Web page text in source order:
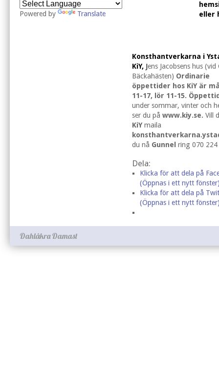
Powered by Translate
eller
Konsthantverkarna i
KiY, Jens Jacobsens hus (vid
Bäckahästen) Ordinarie
öppettider hos KiY är
11-17, lör 11-15.
under sommar, vinter och
ser du på www.kiy.se. Vill
KiY maila
du nå Gunnel ring 070 224
Dela:
Klicka för att dela på
(Öppnas i ett nytt
Klicka för att dela på
(Öppnas i ett nytt
Dahlåkra Damast